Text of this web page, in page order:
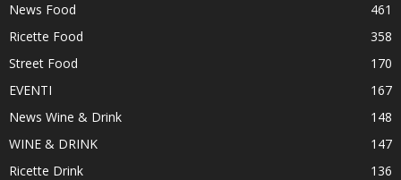
News Food
461
Ricette Food
358
Street Food
170
EVENTI
167
News Wine & Drink
148
WINE & DRINK
147
Ricette Drink
136